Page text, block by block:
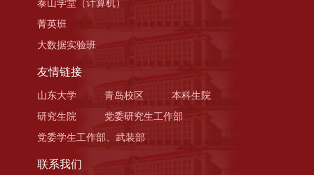
泰山学堂（计算机）
菁英班
大数据实验班
友情链接
山东大学 青岛校区
本科生院
研究生院
党委研究生工作部
党委学生工作部、武装部
联系我们